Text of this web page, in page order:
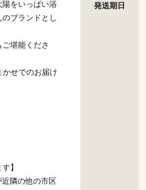
をいっぱい浴
ブランドとし
堪能くださ
せでのお届け
】
隣の他の市区
発送期日